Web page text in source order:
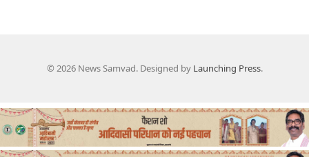
© 2026 News Samvad. Designed by Launching Press.